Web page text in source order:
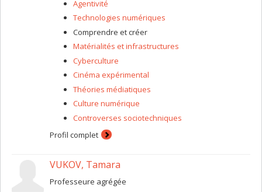
Agentivité
Technologies numériques
Comprendre et créer
Matérialités et infrastructures
Cyberculture
Cinéma expérimental
Théories médiatiques
Culture numérique
Controverses sociotechniques
Profil complet
VUKOV, Tamara
Professeure agrégée